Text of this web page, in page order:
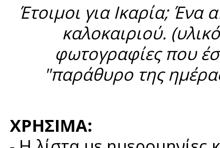
Έτοιμοι για Ικαρία; Ένα
καλοκαιριού.
φωτογραφίες που
"παράθυρο της
ΧΡΗΣΙΜΑ: